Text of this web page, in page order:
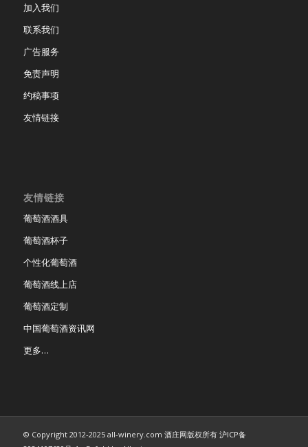
加入我们
联系我们
广告服务
免责声明
约稿事项
友情链接
友情链接
葡萄酒酒具
葡萄酒杯子
个性化葡萄酒
葡萄酒线上店
葡萄酒定制
中国葡萄酒资讯网
更多…
© Copyright 2012-2025 all-winery.com 酒庄网版权所有 沪ICP备